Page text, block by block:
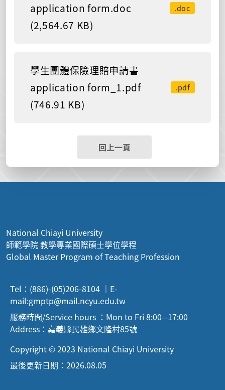
application form.doc
(2,564.67 KB)
.doc
學生團體保險理賠申請書
application form_1.pdf
(746.91 KB)
.pdf
回上一頁
National Chiayi University
師範學院 教學專業國際碩士學位學程
Global Master Program of Teaching Profession
Tel：(886)-(05)206-8104 ｜E-
mail:gmptp@mail.ncyu.edu.tw
服務時間/Service hours ：Mon to Fri 8:00--17:00
Address：嘉義縣民雄鄉文隆村85號
Copyright © 2023 National Chiayi University
最後更新日期：2026.08.05